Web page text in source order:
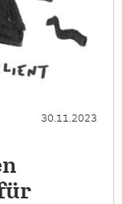
30.11.2023